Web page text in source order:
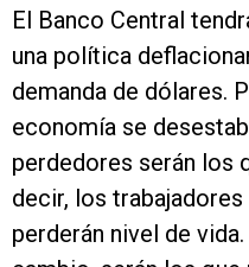
El Banco Central
una política
demanda de dólares.
economía se
perdedores serán los
decir, los
perderán nivel de